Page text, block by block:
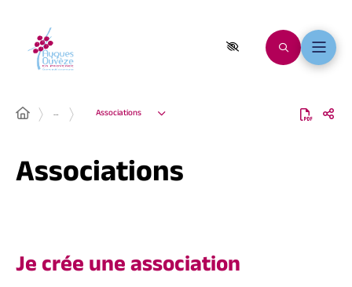
… Associations
Associations
Je crée une association